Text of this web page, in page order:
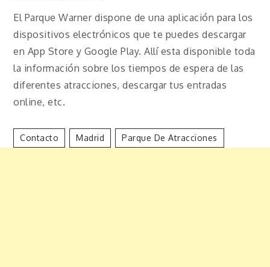
El Parque Warner dispone de una aplicación para los
dispositivos electrónicos que te puedes descargar
en App Store y Google Play. Allí esta disponible toda
la información sobre los tiempos de espera de las
diferentes atracciones, descargar tus entradas
online, etc.
Contacto Madrid Parque De Atracciones